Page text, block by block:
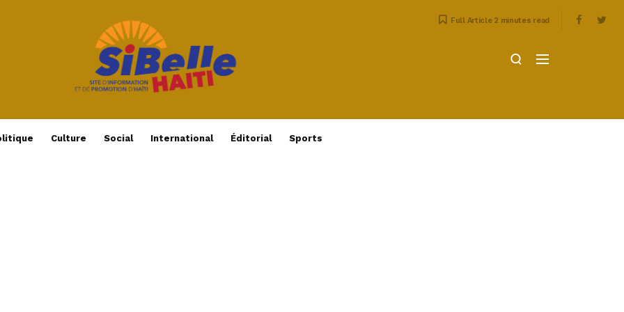
Culture Social International Éditorial Sports
Full Article 2 minutes read